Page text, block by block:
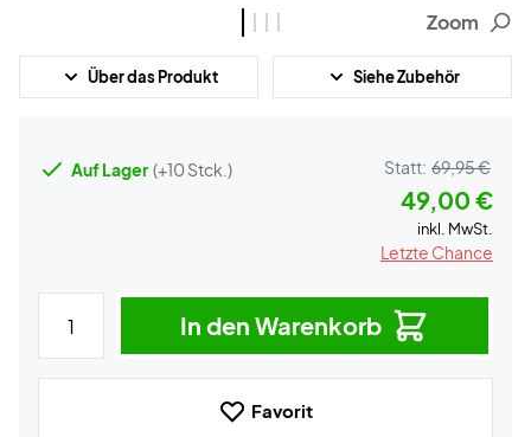
Zoom
Über das Produkt Siehe Zubehör
Auf Lager (+10 Stck.) Statt: 69,95 €
49,00 €
inkl. MwSt.
Letzte Chance
In den Warenkorb
Favorit